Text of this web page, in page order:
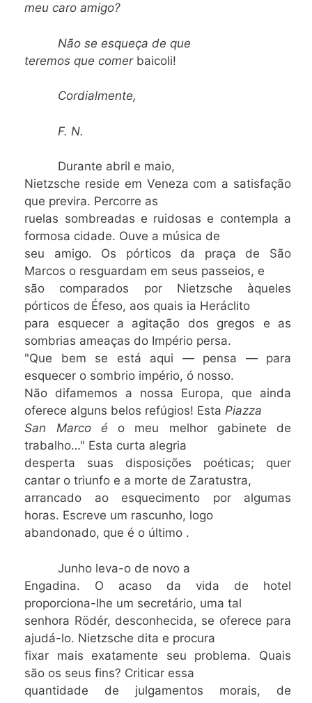
meu caro amigo?
Não se esqueça de que
teremos que comer baicoli!
Cordialmente,
F. N.
Durante abril e maio,
Nietzsche reside em Veneza com a satisfação
que previra. Percorre as
ruelas sombreadas e ruidosas e contempla a
formosa cidade. Ouve a música de
seu amigo. Os pórticos da praça de São
Marcos o resguardam em seus passeios, e
são comparados por Nietzsche àqueles
pórticos de Éfeso, aos quais ia Heráclito
para esquecer a agitação dos gregos e as
sombrias ameaças do Império persa.
"Que bem se está aqui — pensa — para
esquecer o sombrio império, ó nosso.
Não difamemos a nossa Europa, que ainda
oferece alguns belos refúgios! EstaPiazza
San Marco é o meu melhor gabinete de
trabalho…" Esta curta alegria
desperta suas disposições poéticas; quer
cantar o triunfo e a morte de Zaratustra,
arrancado ao esquecimento por algumas
horas. Escreve um rascunho, logo
abandonado, que é o último .
Junho leva-o de novo a
Engadina. O acaso da vida de hotel
proporciona-lhe um secretário, uma tal
senhora Rödér, desconhecida, se oferece para
ajudá-lo. Nietzsche dita e procura
fixar mais exatamente seu problema. Quais
são os seus fins? Criticar essa
quantidade de julgamentos morais, de